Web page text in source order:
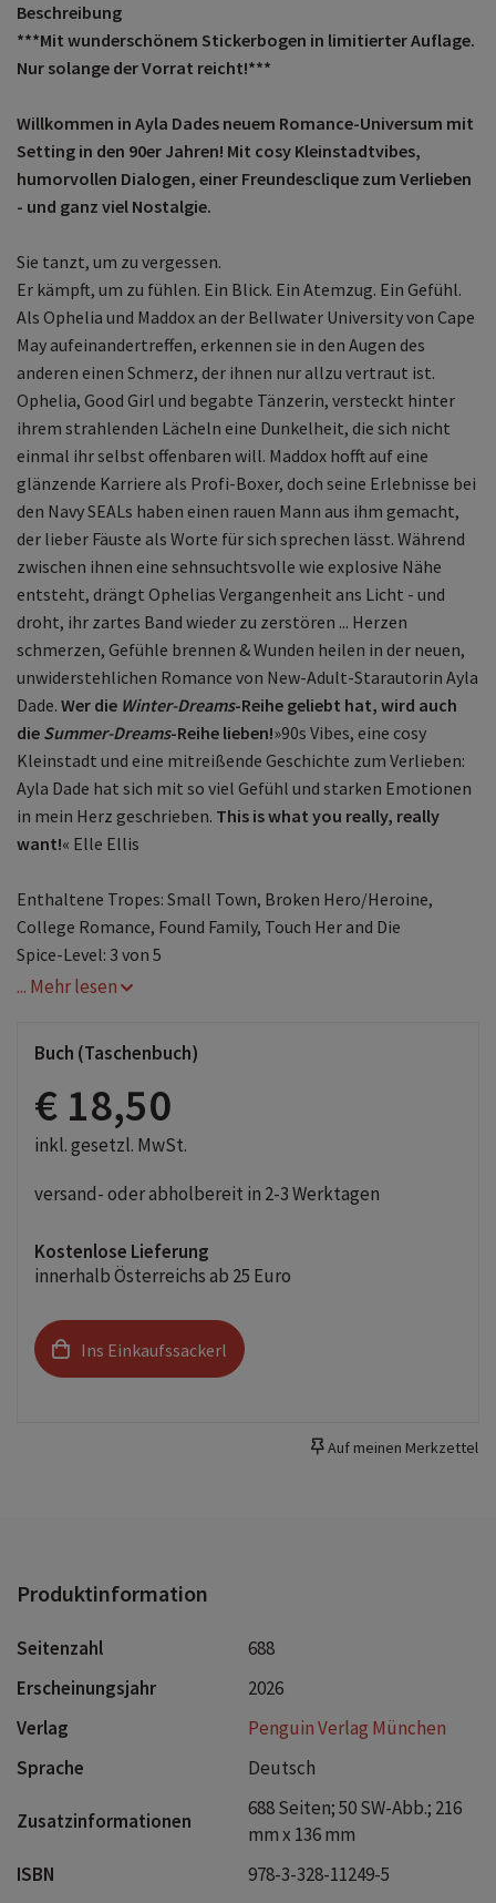
Beschreibung
***Mit wunderschönem Stickerbogen in limitierter Auflage.
Nur solange der Vorrat reicht!***
Willkommen in Ayla Dades neuem Romance-Universum mit
Setting in den 90er Jahren! Mit cosy Kleinstadtvibes,
humorvollen Dialogen, einer Freundesclique zum Verlieben
- und ganz viel Nostalgie.
Sie tanzt, um zu vergessen.
Er kämpft, um zu fühlen. Ein Blick. Ein Atemzug. Ein Gefühl.
Als Ophelia und Maddox an der Bellwater University von Cape
May aufeinandertreffen, erkennen sie in den Augen des
anderen einen Schmerz, der ihnen nur allzu vertraut ist.
Ophelia, Good Girl und begabte Tänzerin, versteckt hinter
ihrem strahlenden Lächeln eine Dunkelheit, die sich nicht
einmal ihr selbst offenbaren will. Maddox hofft auf eine
glänzende Karriere als Profi-Boxer, doch seine Erlebnisse bei
den Navy SEALs haben einen rauen Mann aus ihm gemacht,
der lieber Fäuste als Worte für sich sprechen lässt. Während
zwischen ihnen eine sehnsuchtsvolle wie explosive Nähe
entsteht, drängt Ophelias Vergangenheit ans Licht - und
droht, ihr zartes Band wieder zu zerstören ... Herzen
schmerzen, Gefühle brennen & Wunden heilen in der neuen,
unwiderstehlichen Romance von New-Adult-Starautorin Ayla
Dade. Wer die Winter-Dreams-Reihe geliebt hat, wird auch
die Summer-Dreams-Reihe lieben!»90s Vibes, eine cosy
Kleinstadt und eine mitreißende Geschichte zum Verlieben:
Ayla Dade hat sich mit so viel Gefühl und starken Emotionen
in mein Herz geschrieben. This is what you really, really
want!« Elle Ellis
Enthaltene Tropes: Small Town, Broken Hero/Heroine,
College Romance, Found Family, Touch Her and Die
Spice-Level: 3 von 5
... Mehr lesen
Buch (Taschenbuch)
€ 18,50
inkl. gesetzl. MwSt.
versand- oder abholbereit in 2-3 Werktagen
Kostenlose Lieferung
innerhalb Österreichs ab 25 Euro
Ins Einkaufssackerl
Auf meinen Merkzettel
Produktinformation
Seitenzahl
688
Erscheinungsjahr
2026
Verlag
Penguin Verlag München
Sprache
Deutsch
Zusatzinformationen
688 Seiten; 50 SW-Abb.; 216
mm x 136 mm
ISBN
978-3-328-11249-5